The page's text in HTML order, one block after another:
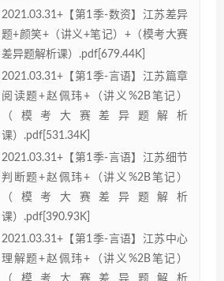
2021.03.31+【第1季-数资】江苏差异
题+颜笑+（讲义+笔记）+（模考大赛
差异题解析课）.pdf[679.44K]
2021.03.31+【第1季-言语】江苏篇章
阅读题+赵佩玮+（讲义%2B笔记）
（模考大赛差异题解析
课）.pdf[531.34K]
2021.03.31+【第1季-言语】江苏细节
判断题+赵佩玮+（讲义%2B笔记）
（模考大赛差异题解析
课）.pdf[390.93K]
2021.03.31+【第1季-言语】江苏中心
理解题+赵佩玮+（讲义%2B笔记）